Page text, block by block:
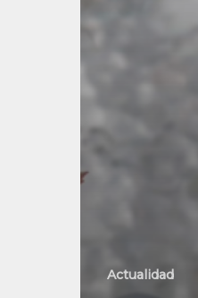
Actualidad